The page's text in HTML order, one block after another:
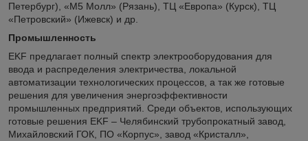
Петербург), «М5 Молл» (Рязань), ТЦ «Европа» (Курск), ТЦ
«Петровский» (Ижевск) и др.
Промышленность
EKF предлагает полный спектр электрооборудования для
ввода и распределения электричества, локальной
автоматизации технологических процессов, а так же готовые
решения для увеличения энергоэффективности
промышленных предприятий. Среди объектов, использующих
готовые решения EKF – Челябинский трубопрокатный завод,
Михайловский ГОК, ПО «Корпус», завод «Кристалл»,